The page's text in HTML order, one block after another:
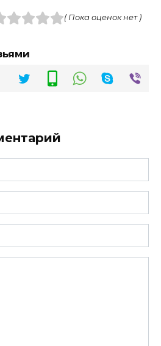
( Пока оценок нет )